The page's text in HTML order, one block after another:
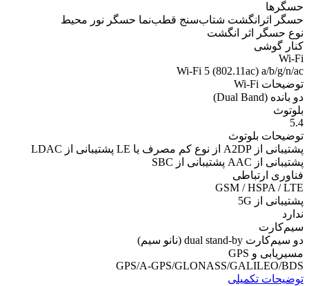
حسگرها
حسگر اثرانگشت شتاب‌سنج قطب‌نما حسگر نور محیط
نوع حسگر اثر انگشت
کنار گوشی
Wi-Fi
Wi-Fi 5 (802.11ac) a/b/g/n/ac
توضیحات Wi-Fi
دو بانده (Dual Band)
بلوتوث
5.4
توضیحات بلوتوث
پشتیبانی از A2DP از نوع کم مصرف یا LE پشتیبانی از LDAC
پشتیبانی از AAC پشتیبانی از SBC
فناوری‌ ارتباطی
GSM / HSPA / LTE
پشتیبانی از 5G
ندارد
سیم‌کارت
دو سیم‌کارت dual stand-by (نانو سیم)
مسیریابی و GPS
GPS/A-GPS/GLONASS/GALILEO/BDS
توضیحات تکمیلی